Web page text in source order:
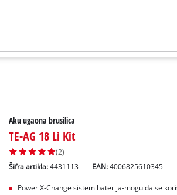
Aku ugaona brusilica
TE-AG 18 Li Kit
(2)
Šifra artikla: 4431113 EAN:4006825610345
Power X-Change sistem baterija-mogu da se